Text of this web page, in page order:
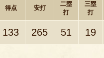
得点 安打
二塁
打
三塁
打
133 265 51 19